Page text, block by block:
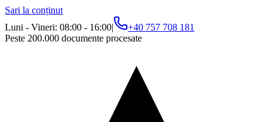
Sari la conținut
Luni - Vineri: 08:00 - 16:00|
+40 757 708 181
Peste 200.000 documente procesate